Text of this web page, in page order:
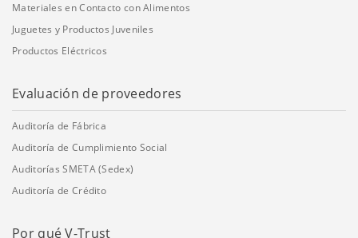
Materiales en Contacto con Alimentos
Juguetes y Productos Juveniles
Productos Eléctricos
Evaluación de proveedores
Auditoría de Fábrica
Auditoría de Cumplimiento Social
Auditorías SMETA (Sedex)
Auditoría de Crédito
Por qué V-Trust